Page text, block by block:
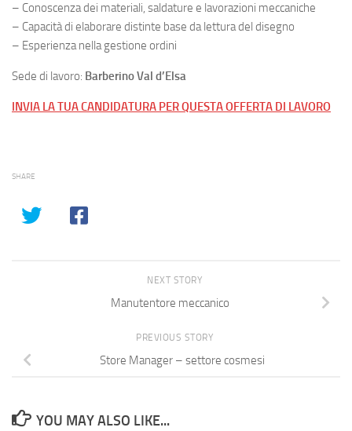
– Conoscenza dei materiali, saldature e lavorazioni meccaniche
– Capacità di elaborare distinte base da lettura del disegno
– Esperienza nella gestione ordini
Sede di lavoro: Barberino Val d’Elsa
INVIA LA TUA CANDIDATURA PER QUESTA OFFERTA DI LAVORO
SHARE
NEXT STORY
Manutentore meccanico
PREVIOUS STORY
Store Manager – settore cosmesi
YOU MAY ALSO LIKE...